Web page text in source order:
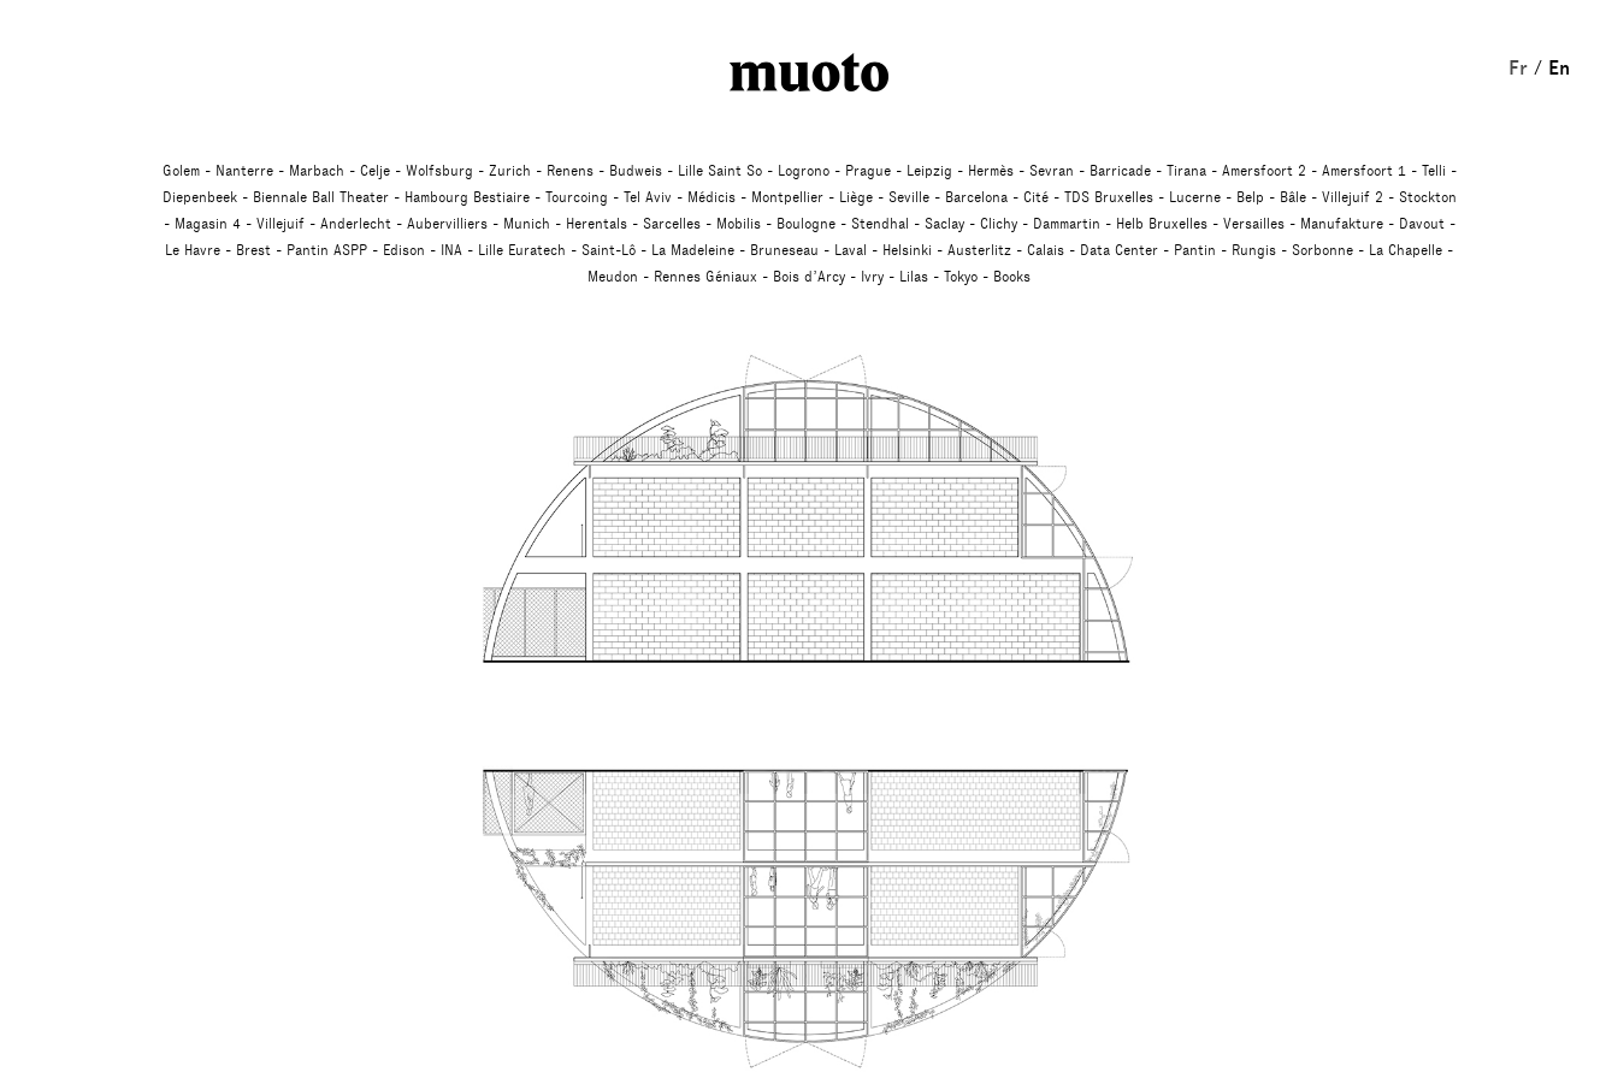
Studio Fr En
Golem Nanterre Marbach Celje Wolfsburg Zurich Renens Budweis Lille Saint So Logrono Prague Leipzig Hermès Sevran Barricade Tirana Amersfoort 2 Amersfoort 1
Telli
Diepenbeek
Biennale Ball Theater Hambourg Bestiaire Tourcoing Tel Aviv Médicis Montpellier Liège Seville Barcelona Cité TDS Bruxelles Lucerne Belp Bâle Villejuif 2
Stockton
Magasin 4
Villejuif Anderlecht Aubervilliers Munich Herentals Sarcelles Mobilis Boulogne Stendhal Saclay Clichy Dammartin Helb Bruxelles Versailles Manufakture
Davout
Le Havre
Brest Pantin ASPP Edison INA Lille Euratech Saint-Lô La Madeleine Bruneseau Laval Helsinki Austerlitz Calais Data Center Pantin Rungis Sorbonne
La Chapelle
Meudon
Rennes Géniaux Bois d’Arcy Ivry Lilas Tokyo Books